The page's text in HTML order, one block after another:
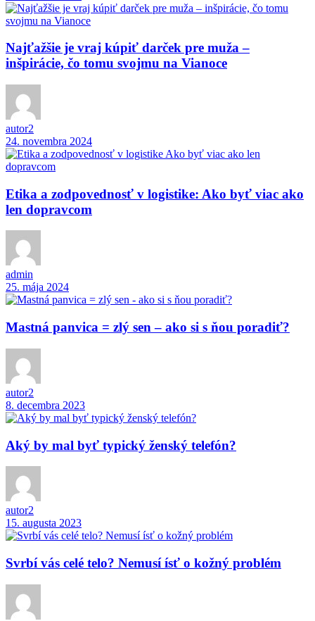
Najťažšie je vraj kúpiť darček pre muža –
inšpirácie, čo tomu svojmu na Vianoce
autor2
24. novembra 2024
Etika a zodpovednosť v logistike: Ako byť viac ako
len dopravcom
admin
25. mája 2024
Mastná panvica = zlý sen – ako si s ňou poradiť?
autor2
8. decembra 2023
Aký by mal byť typický ženský telefón?
autor2
15. augusta 2023
Svrbí vás celé telo? Nemusí ísť o kožný problém